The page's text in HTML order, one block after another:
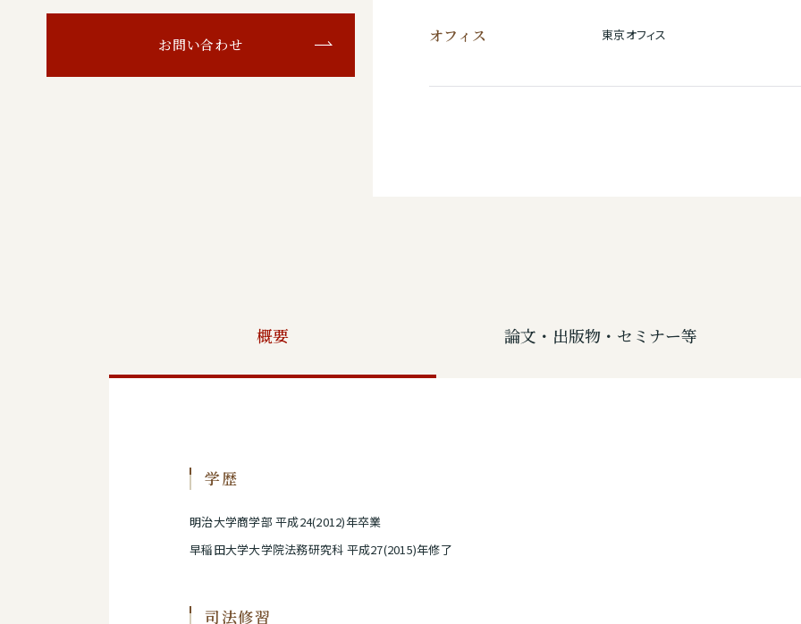
お問い合わせ オフィス 東京オフィス
概要 論文・出版物・セミナー等
学歴
明治大学商学部 平成24(2012)年卒業
早稲田大学大学院法務研究科 平成27(2015)年修了
司法修習